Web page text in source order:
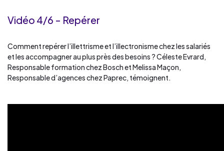
Vidéo 4/6 – Repérer
Comment repérer l’illettrisme et l’illectronisme chez les salariés
et les accompagner au plus près des besoins ? Céleste Evrard,
Responsable formation chez Bosch et Melissa Maçon,
Responsable d’agences chez Paprec, témoignent.